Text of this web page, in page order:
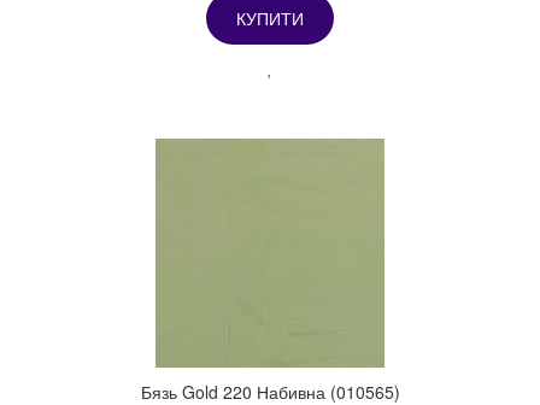
КУПИТИ
Бязь Gold 220 Набивна (010565)